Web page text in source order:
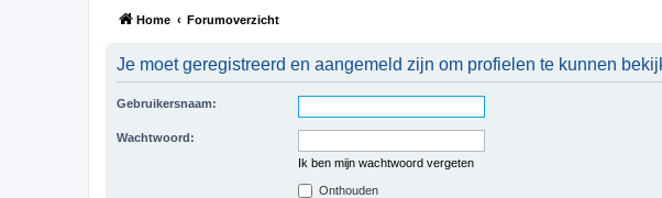
Home Forumoverzicht
Je moet geregistreerd en aangemeld zijn om profielen te kunnen
Gebruikersnaam:
Wachtwoord:
Ik ben mijn wachtwoord vergeten
Onthouden